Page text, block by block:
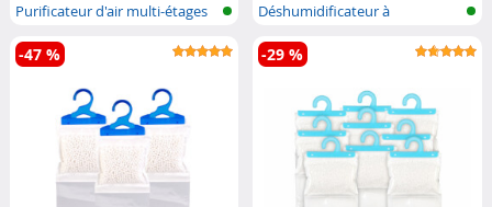
Purificateur d'air multi-étages
ave...
Déshumidificateur à
suspendre
-47 % -29 %